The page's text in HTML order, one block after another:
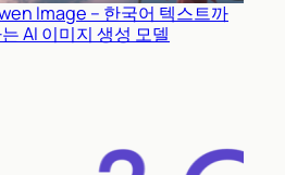
Image – 한국어 텍스트까
AI 이미지 생성 모델